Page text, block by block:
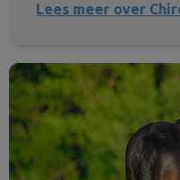
Lees meer over
Gynaecologie